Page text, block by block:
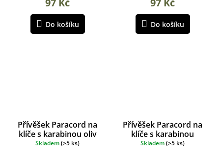
97 Kč
Do košíku
97 Kč
Do košíku
Přívěšek Paracord na
klíče s karabinou oliv
Skladem(>5 ks)
Přívěšek Paracord na
klíče s karabinou
woodland
Skladem(>5 ks)